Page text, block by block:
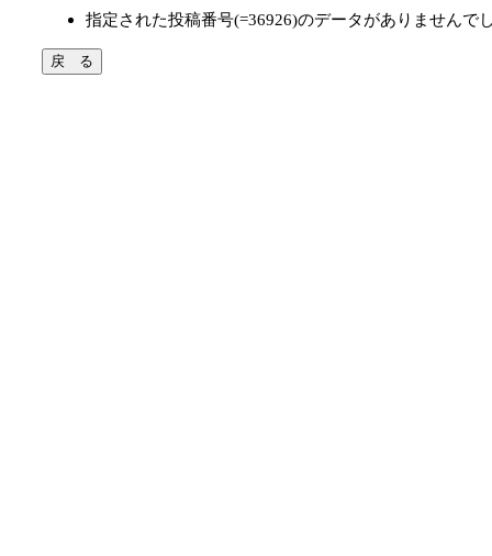
指定された投稿番号(=36926)のデータがありませんで